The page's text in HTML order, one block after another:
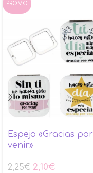
PROMO
Espejo «Gracias por
venir»
2,25€ 2,10€